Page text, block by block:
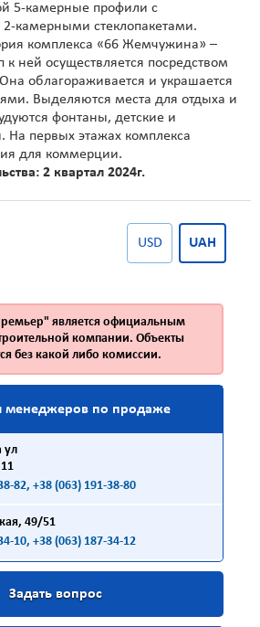
5-камерные профили с
камерными стеклопакетами.
комплекса «66 Жемчужина» –
к ней осуществляется посредством
облагораживается и украшается
Выделяются места для отдыха и
фонтаны, детские и
На первых этажах комплекса
для коммерции.
2 квартал 2024г.
USD UAH
является официальным
компании. Объекты
без какой либо комиссии.
менеджеров по продаже
ул
82, +38 (063) 191-38-80
49/51
10, +38 (063) 187-34-12
Задать вопрос